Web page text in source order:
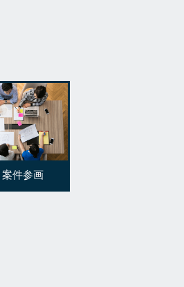
案件参画